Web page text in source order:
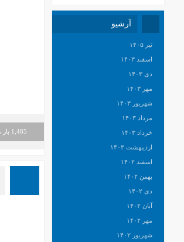
1,485 بار مشاهده
آرشیو
تیر ۱۴۰۵
اسفند ۱۴۰۳
دی ۱۴۰۳
مهر ۱۴۰۳
شهریور ۱۴۰۳
مرداد ۱۴۰۳
خرداد ۱۴۰۳
اردیبهشت ۱۴۰۳
اسفند ۱۴۰۲
بهمن ۱۴۰۲
دی ۱۴۰۲
آبان ۱۴۰۲
مهر ۱۴۰۲
شهریور ۱۴۰۲